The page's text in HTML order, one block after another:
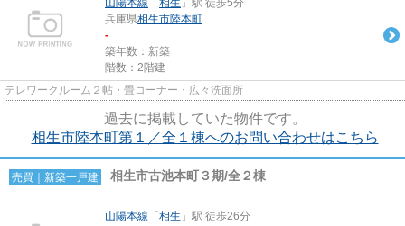
山陽本線 「 相生 」駅 徒歩5分
兵庫県相生市陸本町
-
築年数：新築
階数：2階建
テレワークルーム２帖・畳コーナー・広々洗面所
過去に掲載していた物件です。
相生市陸本町第１／全１棟へのお問い合わせはこちら
売買｜新築一戸建 相生市古池本町３期/全２棟
山陽本線 「 相生 」駅 徒歩26分